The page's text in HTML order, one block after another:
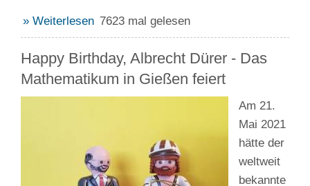
» Weiterlesen 7623 mal gelesen
Happy Birthday, Albrecht Dürer - Das
Mathematikum in Gießen feiert
Am 21.
Mai 2021
hätte der
weltweit
bekannte